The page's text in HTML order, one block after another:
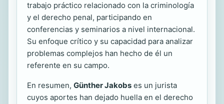
trabajo práctico relacionado con la criminología
y el derecho penal, participando en
conferencias y seminarios a nivel internacional.
Su enfoque crítico y su capacidad para analizar
problemas complejos han hecho de él un
referente en su campo.
En resumen, Günther Jakobs es un jurista
cuyos aportes han dejado huella en el derecho